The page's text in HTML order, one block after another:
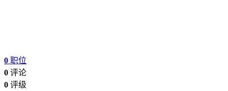
0 职位
0 评论
0 评级